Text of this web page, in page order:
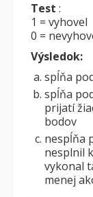
Test :
1 = vyhovel
0 =
Výsledok:
spĺňa
spĺňa
prijatí
bodov
nespĺňa
nesplnil
vykonal
menej